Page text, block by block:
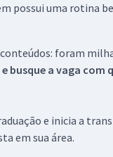
possui uma rotina
foram
busque a vaga
e inicia a
em sua área.